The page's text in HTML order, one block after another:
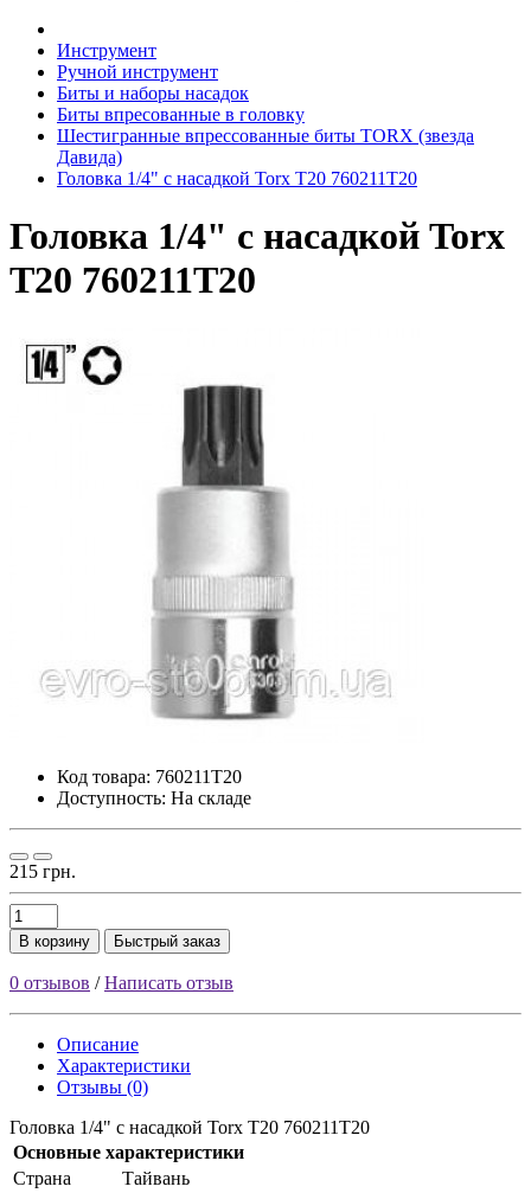
Инструмент
Pучнoй инcтpумeнт
Биты и нaбopы нacaдoк
Биты впpecoвaнныe в гoлoвку
Шecтигpaнныe впpeccoвaнныe биты TORX (звeздa
Дaвидa)
Головка 1/4" с насадкой Torx T20 760211T20
Головка 1/4" с насадкой Torx
T20 760211T20
Код товара: 760211T20
Доступность: На складе
215 грн.
В корзину Быстрый заказ
0 отзывов /Написать отзыв
Описание
Характеристики
Отзывы (0)
Головка 1/4" с насадкой Torx T20 760211T20
Основные характеристики
Страна
Тайвань